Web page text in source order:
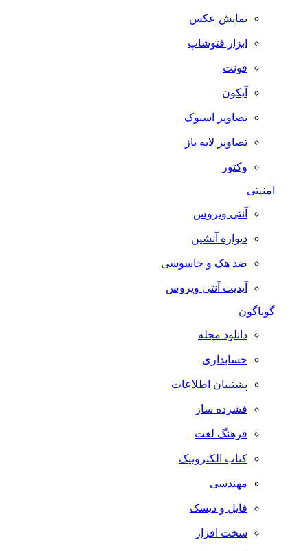
نمایش عکس
ابزار فتوشاپ
فونت
آیکون
تصاویر استوک
تصاویر لایه باز
وکتور
امنیتی
آنتی ویروس
دیواره آتشین
ضد هک و جاسوسی
آپدیت آنتی ویروس
گوناگون
دانلود مجله
حسابداری
پشتیبان اطلاعات
فشرده ساز
فرهنگ لغت
کتاب الکترونیک
مهندسی
فایل و دیسک
سخت افزار